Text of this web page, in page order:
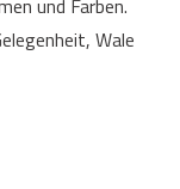
und Farben.
Wale